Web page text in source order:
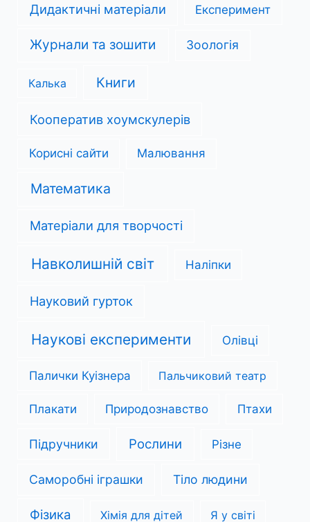
Дидактичні матеріали Експеримент
Журнали та зошити Зоологія
Калька Книги
Кооператив хоумскулерів
Корисні сайти Малювання
Математика
Матеріали для творчості
Навколишній світ Наліпки
Науковий гурток
Наукові експерименти Олівці
Палички Куізнера Пальчиковий театр
Плакати Природознавство Птахи
Підручники Рослини Різне
Саморобні іграшки Тіло людини
Фізика Хімія для дітей Я у світі